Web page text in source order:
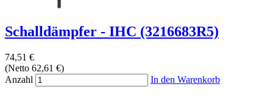
Schalldämpfer - IHC (3216683R5)
74,51 €
(Netto 62,61 €)
Anzahl
In den Warenkorb